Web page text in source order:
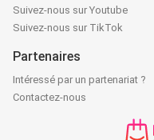
Suivez-nous sur Youtube
Suivez-nous sur TikTok
Partenaires
Intéressé par un partenariat ?
Contactez-nous